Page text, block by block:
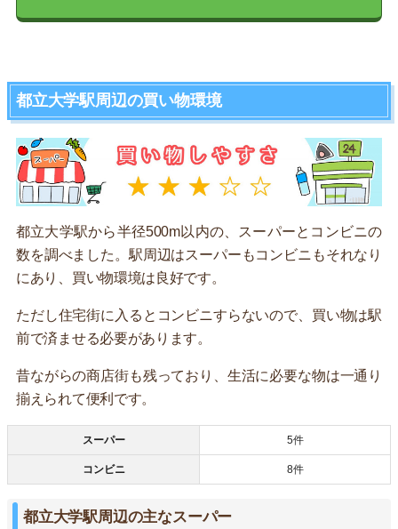
都立大学駅周辺の買い物環境
都立大学駅から半径500m以内の、スーパーとコンビニの
数を調べました。駅周辺はスーパーもコンビニもそれなり
にあり、買い物環境は良好です。
ただし住宅街に入るとコンビニすらないので、買い物は駅
前で済ませる必要があります。
昔ながらの商店街も残っており、生活に必要な物は一通り
揃えられて便利です。
スーパー 5件
コンビニ 8件
都立大学駅周辺の主なスーパー